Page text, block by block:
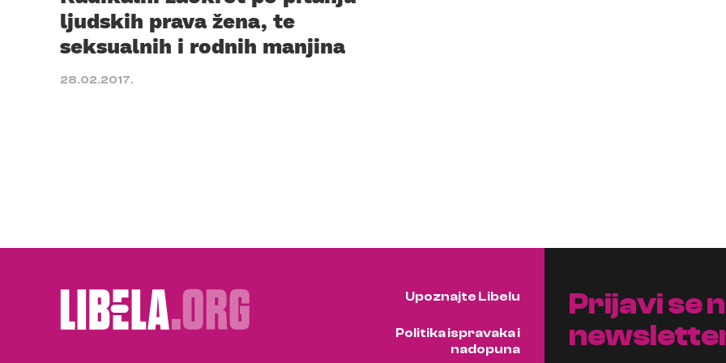
ljudskih prava žena, te
seksualnih i rodnih manjina
28.02.2017.
Upoznajte Libelu
Politika ispravaka i
nadopuna
Prijavi se